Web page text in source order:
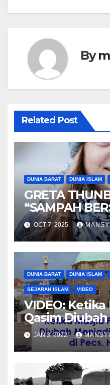
By
Related Post
DUNIA BARAT DUNIA ISLAM
GRETA
“SAMPAH
OCT 7, 2025
DUNIA BARAT DUNIA ISLAM
SEJARAH ISLAM VIDEO
VIDEO:
Qasim
Katolik di
JAN 3, 2022